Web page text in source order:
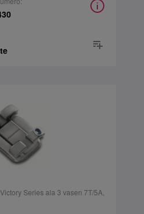
Series ala 3 vasen 7T/5A,